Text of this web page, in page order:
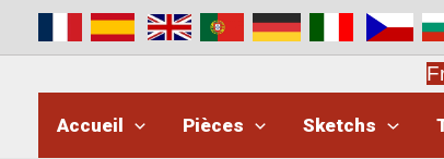
contenu
Accueil Pièces Sketchs